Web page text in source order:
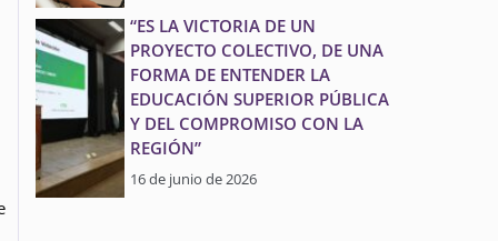
“ES LA VICTORIA DE UN
PROYECTO COLECTIVO, DE UNA
FORMA DE ENTENDER LA
EDUCACIÓN SUPERIOR PÚBLICA
Y DEL COMPROMISO CON LA
REGIÓN”
16 de junio de 2026